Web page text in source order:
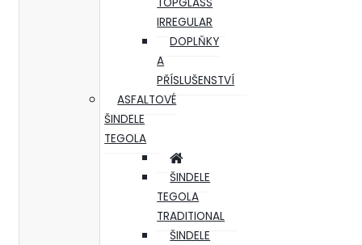
IRREGULAR
DOPLŇKY
A
PŘÍSLUŠENSTVÍ
ASFALTOVÉ
ŠINDELE
TEGOLA
ŠINDELE
TEGOLA
TRADITIONAL
ŠINDELE